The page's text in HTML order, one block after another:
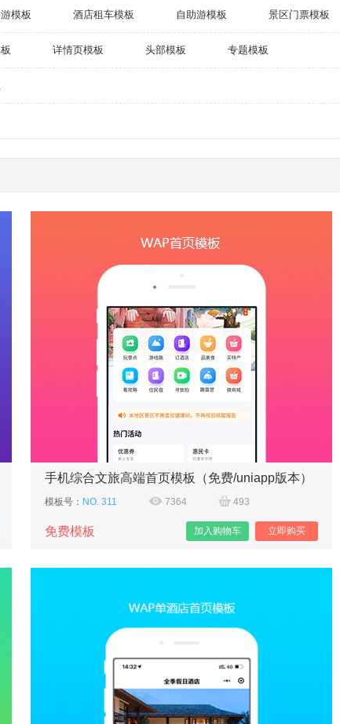
模板 酒店租车模板 自助游模板 景区门票模板
详情页模板 头部模板 专题模板
手机综合文旅高端首页模板（免费/uniapp版本）
模板号： NO. 311 7364 493
免费模板 立即购买
加入购物车